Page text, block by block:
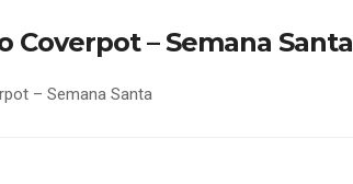
Coverpot – Semana Santa
– Semana Santa